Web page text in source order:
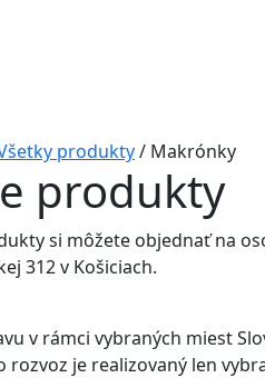
produkty/ Makrónky
produkty
si môžete objednať na
312 v Košiciach.
v rámci vybraných miest
rozvoz je realizovaný len